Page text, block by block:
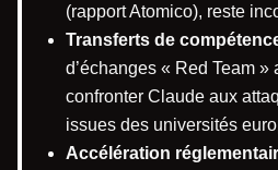
(rapport Atomico), reste
Transferts de
d’échanges « Red Team »
confronter Claude aux
issues des universités
Accélération